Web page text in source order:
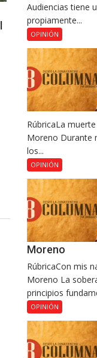
Audiencias tiene
propiamente...
OPINIÓN
RúbricaLa
Moreno Durante
los...
OPINIÓN
Moreno
RúbricaCon mis
Moreno La
principios
OPINIÓN